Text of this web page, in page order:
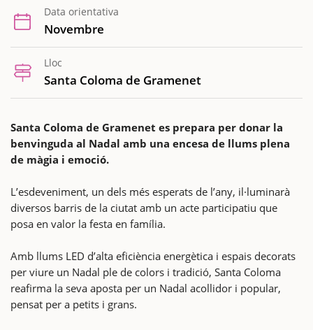
Data orientativa
Novembre
Lloc
Santa Coloma de Gramenet
Santa Coloma de Gramenet es prepara per donar la
benvinguda al Nadal amb una encesa de llums plena
de màgia i emoció.
L’esdeveniment, un dels més esperats de l’any, il·luminarà
diversos barris de la ciutat amb un acte participatiu que
posa en valor la festa en família.
Amb llums LED d’alta eficiència energètica i espais decorats
per viure un Nadal ple de colors i tradició, Santa Coloma
reafirma la seva aposta per un Nadal acollidor i popular,
pensat per a petits i grans.